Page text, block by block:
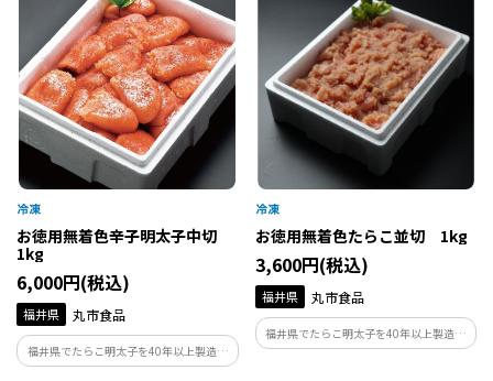
商品です。味はギフト品と変わらずお得な
価格で。
お徳用無着色辛子明太子中切
1kg
6,000円(税込)
福井県 丸市食品
福井県でたらこ明太子を40年以上製造し
ている丸市食品が作る辛子明太子です。製
お徳用無着色たらこ並切 1kg
3,600円(税込)
福井県 丸市食品
福井県でたらこ明太子を40年以上製造し
ている丸市食品が作るたらこです。製造の